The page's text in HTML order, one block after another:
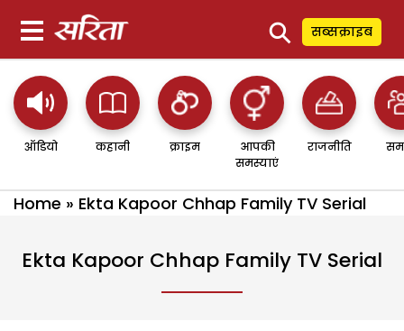
⚲ सब्सक्राइब
ऑडियो कहानी क्राइम
आपकी
समस्याएं
राजनीति
Home » Ekta Kapoor Chhap Family TV Serial
Ekta Kapoor Chhap Family TV Serial